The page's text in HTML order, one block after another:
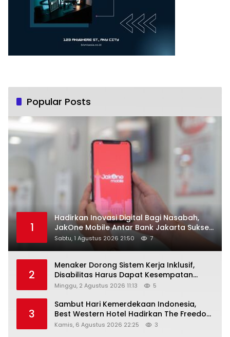
Popular Posts
1
Hadirkan Inovasi Digital Bagi Nasabah,
JakOne Mobile Antar Bank Jakarta Sukses
Raih Digital Excellence Awards 2026
Sabtu, 1 Agustus 2026 21:50 7
2
Menaker Dorong Sistem Kerja Inklusif,
Disabilitas Harus Dapat Kesempatan
Setara
Minggu, 2 Agustus 2026 11:13 5
3
Sambut Hari Kemerdekaan Indonesia,
Best Western Hotel Hadirkan The Freedom
Stay Diskon Hingga 45%
Kamis, 6 Agustus 2026 22:25 3